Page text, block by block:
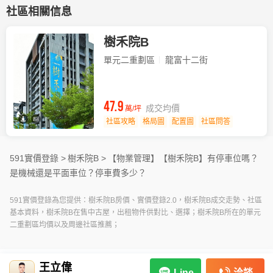
社區相關信息
樹禾院B
單元二重劃區 龍富十二街
社區攻略 格局圖 配置圖 社區問答
47.9 萬/坪 成交均價
591實價登錄 >樹禾院B > 【物業管理】
【樹禾院B】有停車位嗎？
是機械還是平面車位？停車費多少？
591實價登錄為您提供：樹禾院B房價、實價登錄2.0，樹禾院B成交走勢、社區
基本資料，樹禾院B在售中古屋，出租物件供對比、選擇；樹禾院B所在的單元
二重劃區均價以及周邊社區推薦；
王立偉